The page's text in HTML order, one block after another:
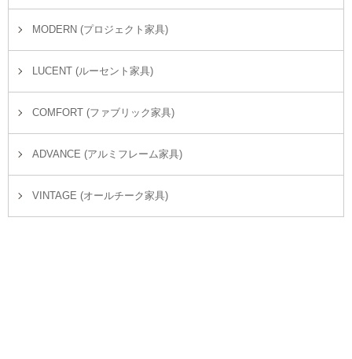
MODERN (プロジェクト家具)
LUCENT (ルーセント家具)
COMFORT (ファブリック家具)
ADVANCE (アルミフレーム家具)
VINTAGE (オールチーク家具)